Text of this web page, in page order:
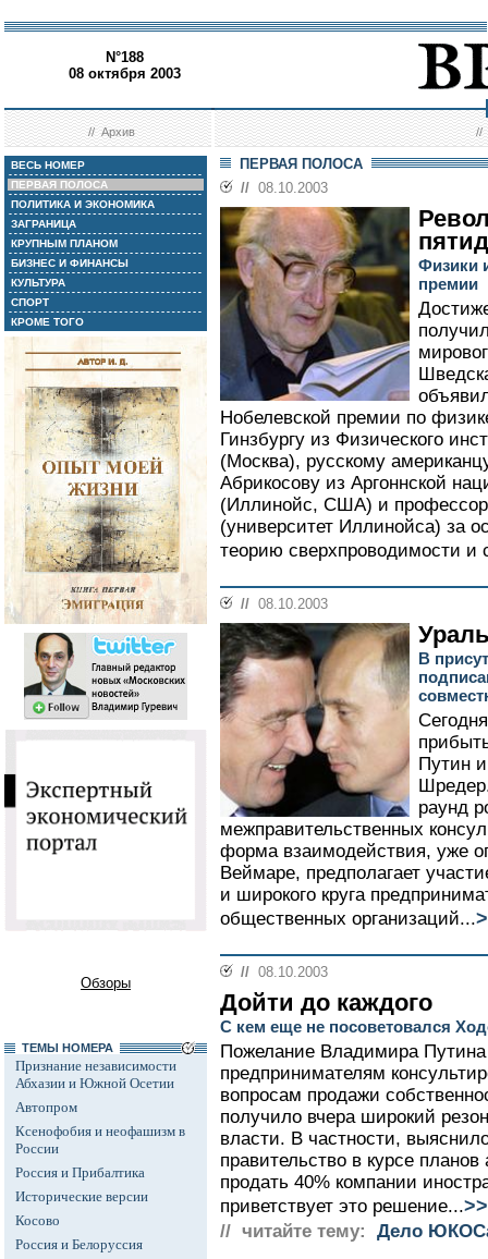
N°188
08 октября 2003
//Архив //
ВЕСЬ НОМЕР
ПЕРВАЯ ПОЛОСА
ПОЛИТИКА И ЭКОНОМИКА
ЗАГРАНИЦА
КРУПНЫМ ПЛАНОМ
БИЗНЕС И ФИНАНСЫ
КУЛЬТУРА
СПОРТ
КРОМЕ ТОГО
Обзоры
ТЕМЫ НОМЕРА
Признание независимости
Абхазии и Южной Осетии
Автопром
Ксенофобия и неофашизм в
России
Россия и Прибалтика
Исторические версии
Косово
Россия и Белоруссия
ПЕРВАЯ ПОЛОСА
// 08.10.2003
Физики
премии
Нобелевской премии по
Гинзбургу из Физического
(Москва), русскому
Абрикосову из Аргоннской
(Иллинойс, США) и
(университет Иллинойса) за
теорию сверхпроводимости и
// 08.10.2003
В
Путин
раунд
межправительственных
форма взаимодействия, уже
Веймаре, предполагает
и широкого круга
общественных организаций...
// 08.10.2003
Дойти до каждого
С кем еще не посоветовался
Пожелание Владимира Путина
предпринимателям
вопросам продажи
получило вчера широкий
власти. В частности,
правительство в курсе
продать 40% компании
приветствует это решение...>>
// читайте тему: Дело